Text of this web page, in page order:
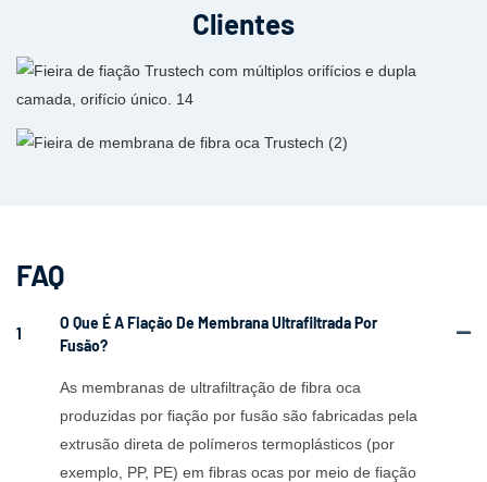
Clientes
FAQ
1
O Que É A Fiação De Membrana Ultrafiltrada Por
Fusão?
As membranas de ultrafiltração de fibra oca
produzidas por fiação por fusão são fabricadas pela
extrusão direta de polímeros termoplásticos (por
exemplo, PP, PE) em fibras ocas por meio de fiação